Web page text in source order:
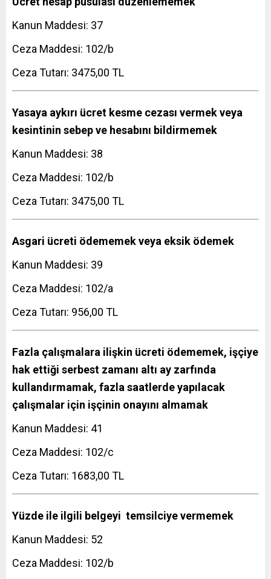
Kanun Maddesi: 37
Ceza Maddesi: 102/b
Ceza Tutarı: 3475,00 TL
Yasaya aykırı ücret kesme cezası vermek veya
kesintinin sebep ve hesabını bildirmemek
Kanun Maddesi: 38
Ceza Maddesi: 102/b
Ceza Tutarı: 3475,00 TL
Asgari ücreti ödememek veya eksik ödemek
Kanun Maddesi: 39
Ceza Maddesi: 102/a
Ceza Tutarı: 956,00 TL
Fazla çalışmalara ilişkin ücreti ödememek, işçiye
hak ettiği serbest zamanı altı ay zarfında
kullandırmamak, fazla saatlerde yapılacak
çalışmalar için işçinin onayını almamak
Kanun Maddesi: 41
Ceza Maddesi: 102/c
Ceza Tutarı: 1683,00 TL
Yüzde ile ilgili belgeyi temsilciye vermemek
Kanun Maddesi: 52
Ceza Maddesi: 102/b